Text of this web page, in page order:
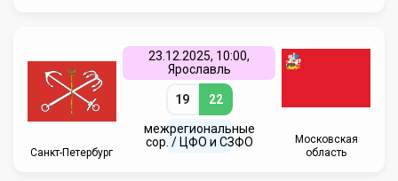
Санкт-Петербург
23.12.2025, 10:00,
Ярославль
19 22
межрегиональные
сор. / ЦФО и СЗФО
Московская
область